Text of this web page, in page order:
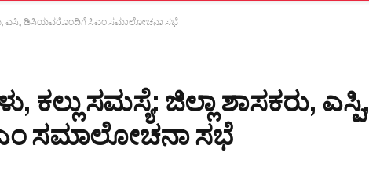
ಎಸ್ಪಿ, ಡಿಸಿಯವರೊಂದಿಗೆ ಸಿಎಂ ಸಮಾಲೋಚನಾ ಸಭೆ
ಸಮಸ್ಯೆ: ಜಿಲ್ಲಾ ಶಾಸಕರು, ಎಸ್ಪಿ,
ಸಮಾಲೋಚನಾ ಸಭೆ